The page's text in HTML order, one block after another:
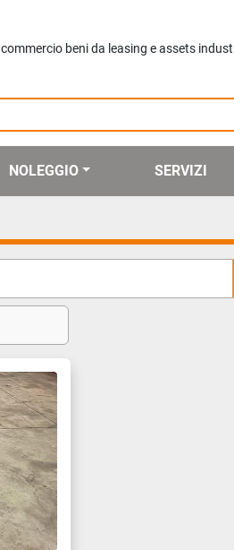
commercio beni da leasing e assets
NOLEGGIO SERVIZI